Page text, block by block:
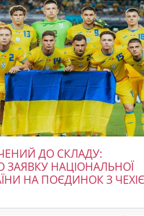
ДО СКЛАДУ:
НАЦІОНАЛЬНОЇ
НА ПОЄДИНОК З